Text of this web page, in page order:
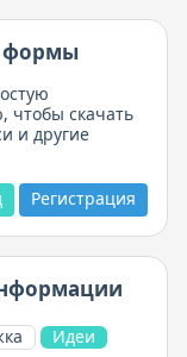
формы
чтобы скачать
и другие
Регистрация
Идеи